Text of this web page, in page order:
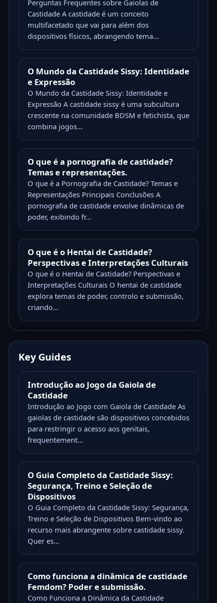
Perguntas Frequentes sobre Gaiolas de
Castidade A castidade é um conceito
multifacetado que vai para além dos
dispositivos físicos, abrangendo tema...
O Mundo da Castidade Sissy: Identidade
e Expressão
O Mundo da Castidade Sissy: Identidade e
Expressão A castidade sissy é uma subcultura
crescente na comunidade BDSM e fetichista, que
combina jogos...
O que é a pornografia de castidade?
Temas e representações.
O que é a Pornografia de Castidade? Temas e
Representações Principais Conclusões A
pornografia de castidade envolve dinâmicas de
poder, exibindo fr...
O que é o Hentai de Castidade?
Perspectivas e Interpretações Culturais
O que é o Hentai de Castidade? Perspectivas e
Interpretações Culturais O hentai de castidade
explora temas de poder, controlo e submissão,
criando...
Key Guides
Introdução ao Jogo da Gaiola de
Castidade
Introdução ao Jogo com Gaiola de Castidade As
gaiolas de castidade são dispositivos concebidos
para restringir o acesso aos genitais,
frequentement...
O Guia Completo da Castidade Sissy:
Segurança, Treino e Seleção de
Dispositivos
O Guia Completo da Castidade Sissy: Segurança,
Treino e Seleção de Dispositivos Bem-vindo ao
recurso mais abrangente sobre castidade sissy.
Quer es...
Como funciona a dinâmica de castidade
Femdom? Poder e submissão.
Como Funciona a Dinâmica da Castidade